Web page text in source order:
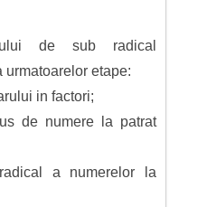
de sub radical
urmatoarelor etape:
in factori;
de numere la patrat
a numerelor la